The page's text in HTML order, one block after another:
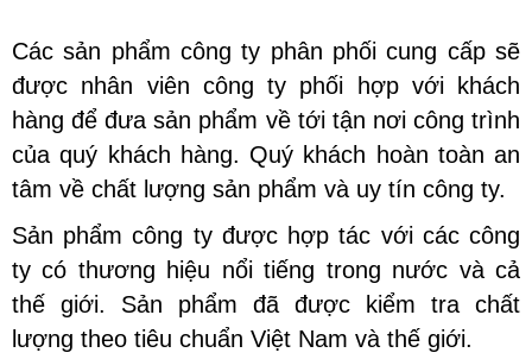
Các sản phẩm công ty phân phối cung cấp sẽ
được nhân viên công ty phối hợp với khách
hàng để đưa sản phẩm về tới tận nơi công trình
của quý khách hàng. Quý khách hoàn toàn an
tâm về chất lượng sản phẩm và uy tín công ty.
Sản phẩm công ty được hợp tác với các công
ty có thương hiệu nổi tiếng trong nước và cả
thế giới. Sản phẩm đã được kiểm tra chất
lượng theo tiêu chuẩn Việt Nam và thế giới.